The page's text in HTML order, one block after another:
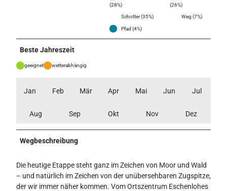
(28%)
(26%)
Schotter (35%) Weg (7%)
Pfad (4%)
Beste Jahreszeit
geeignet wetterabhängig
Jan Feb Mär Apr Mai Jun Jul
Aug Sep Okt Nov Dez
Wegbeschreibung
Die heutige Etappe steht ganz im Zeichen von Moor und Wald
– und natürlich im Zeichen von der unübersehbaren Zugspitze,
der wir immer näher kommen. Vom Ortszentrum Eschenlohes